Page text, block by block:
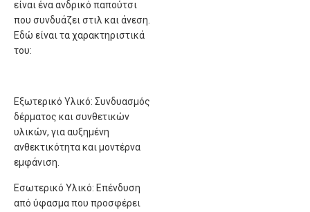
είναι ένα ανδρικό παπούτσι
που συνδυάζει στιλ και άνεση.
Εδώ είναι τα χαρακτηριστικά
του:
Εξωτερικό Υλικό: Συνδυασμός
δέρματος και συνθετικών
υλικών, για αυξημένη
ανθεκτικότητα και μοντέρνα
εμφάνιση.
Εσωτερικό Υλικό: Επένδυση
από ύφασμα που προσφέρει